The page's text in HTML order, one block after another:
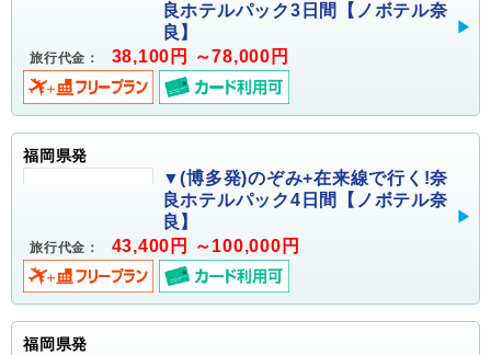
良ホテルパック3日間【ノボテル奈
良】
旅行代金： 38,100円 ～78,000円
福岡県発
▼(博多発)のぞみ+在来線で行く!奈
良ホテルパック4日間【ノボテル奈
良】
旅行代金： 43,400円 ～100,000円
福岡県発